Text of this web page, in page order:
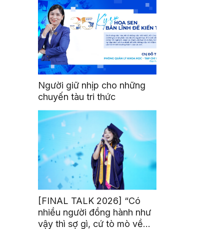
Người giữ nhịp cho những
chuyến tàu tri thức
[FINAL TALK 2026] “Có
nhiều người đồng hành như
vậy thì sợ gì, cứ tò mò về